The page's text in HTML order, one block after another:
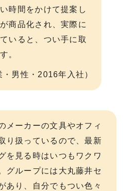
時間をかけて提案し
商品化され、実際に
いると、つい手に取
。
・男性・2016年入社）
メーカーの⽂具やオフィ
り扱っているので、最新
を⾒る時はいつもワクワ
グループには⼤丸藤井セ
あり、⾃分でもつい⾊々